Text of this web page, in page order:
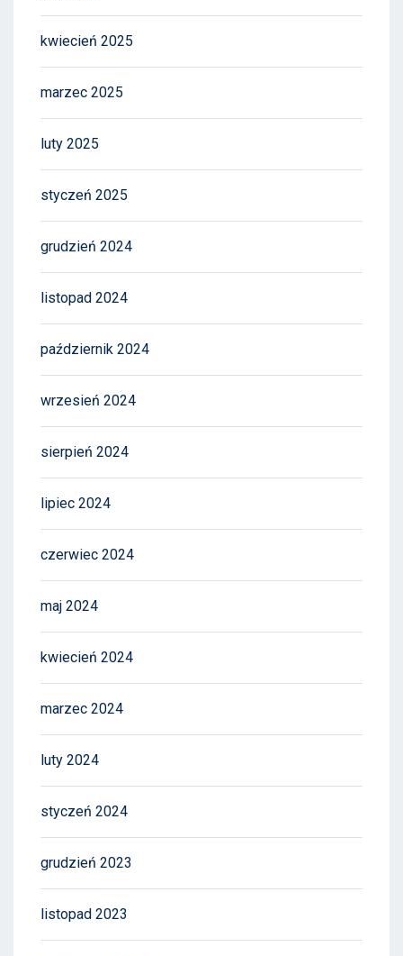
kwiecień 2025
marzec 2025
luty 2025
styczeń 2025
grudzień 2024
listopad 2024
październik 2024
wrzesień 2024
sierpień 2024
lipiec 2024
czerwiec 2024
maj 2024
kwiecień 2024
marzec 2024
luty 2024
styczeń 2024
grudzień 2023
listopad 2023